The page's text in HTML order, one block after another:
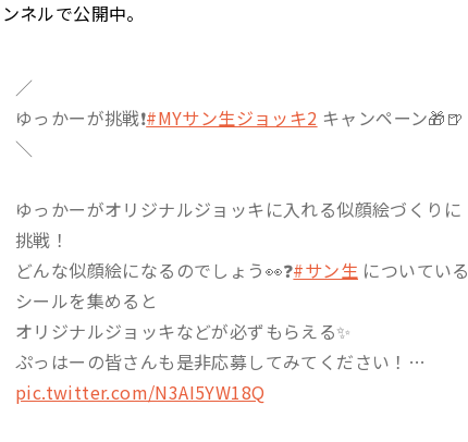
ネルで公開中。
／
ゆっかーが挑戦❗️#MYサン生ジョッキ2 キャンペーン🎁🍺
＼
ゆっかーがオリジナルジョッキに入れる似顔絵づくりに
挑戦！
どんな似顔絵になるのでしょう👀❓#サン生 についている
シールを集めると
オリジナルジョッキなどが必ずもらえる✨
ぷっはーの皆さんも是非応募してみてください！…
pic.twitter.com/N3AI5YW18Q